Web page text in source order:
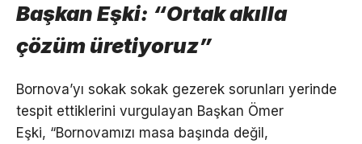
Başkan Eşki: “Ortak akılla
çözüm üretiyoruz”
Bornova’yı sokak sokak gezerek sorunları yerinde
tespit ettiklerini vurgulayan Başkan Ömer
Eşki, “Bornovamızı masa başında değil,